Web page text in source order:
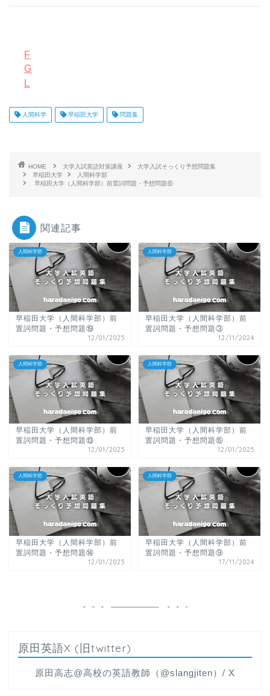
F
G
L
人間科学 早稲田大学 問題集
HOME 大学入試英語対策講座
大学入試そっくり予想問題集
早稲田大学
人間科学部
早稲田大学（人間科学部）前置詞問題・予想問題⑥
関連記事
人間科学部
早稲田大学（人間科学部）前
置詞問題・予想問題⑲
12/01/2025
人間科学部
早稲田大学（人間科学部）前
置詞問題・予想問題③
12/11/2024
人間科学部
早稲田大学（人間科学部）前
置詞問題・予想問題⑬
12/01/2025
人間科学部
早稲田大学（人間科学部）前
置詞問題・予想問題⑮
12/01/2025
人間科学部
早稲田大学（人間科学部）前
置詞問題・予想問題⑭
12/01/2025
人間科学部
早稲田大学（人間科学部）前
置詞問題・予想問題⑨
17/11/2024
原田英語X (旧twitter)
原田高志@高校の英語教師（@slangjiten）/ X